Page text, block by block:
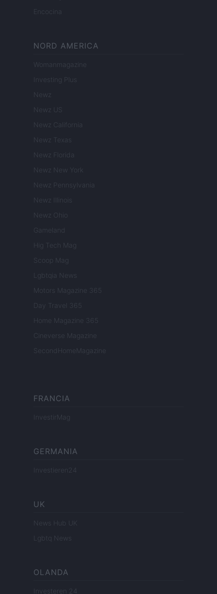
Encocina
NORD AMERICA
Womanmagazine
Investing Plus
Newz
Newz US
Newz California
Newz Texas
Newz Florida
Newz New York
Newz Pennsylvania
Newz Illinois
Newz Ohio
Gameland
Hig Tech Mag
Scoop Mag
Lgbtqia News
Motors Magazine 365
Day Travel 365
Home Magazine 365
Cineverse Magazine
SecondHomeMagazine
FRANCIA
InvestirMag
GERMANIA
Investieren24
UK
News Hub UK
Lgbtq News
OLANDA
Investeren 24